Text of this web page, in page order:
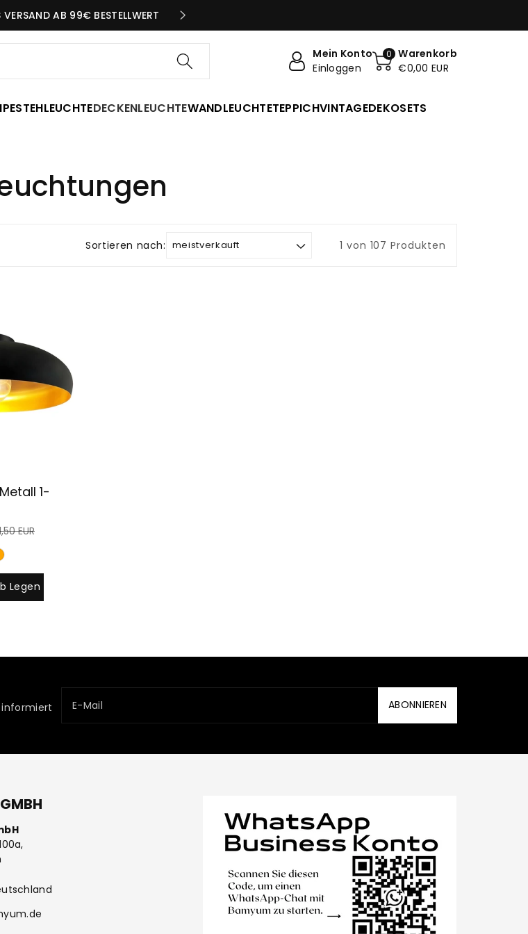
VERSAND AB 99€ BESTELLWERT
Mein Konto
Einloggen
0
Warenkorb
€0,00 EUR
STEHLEUCHTEDECKENLEUCHTEWANDLEUCHTETEPPICHVINTAGEDEKOSETS
Sortieren nach: 1 von 107 Produkten
1-
EUR
Legen
informiert
E-Mail ABONNIEREN